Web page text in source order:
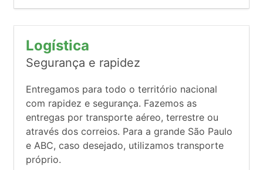
Logística
Segurança e rapidez
Entregamos para todo o território nacional
com rapidez e segurança. Fazemos as
entregas por transporte aéreo, terrestre ou
através dos correios. Para a grande São Paulo
e ABC, caso desejado, utilizamos transporte
próprio.